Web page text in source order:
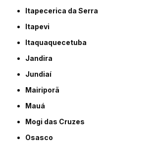
Itapecerica da Serra
Itapevi
Itaquaquecetuba
Jandira
Jundiaí
Mairiporã
Mauá
Mogi das Cruzes
Osasco